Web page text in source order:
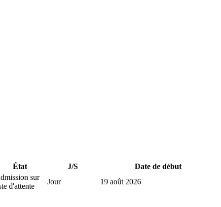
État J/S
Date de début
sur
d'attente
Jour
19 août 2026